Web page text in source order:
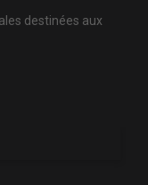
destinées aux